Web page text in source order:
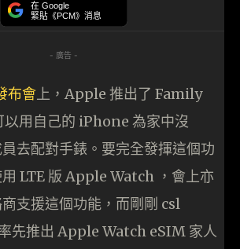
在 Google
緊貼《PCM》消息
- 廣告 -
布會上，Apple 推出了 Family
用自己的 iPhone 為家中沒
去配對手錶。要完全發揮這個功
LTE 版 Apple Watch ，會上亦
支援這個功能，而剛剛 csl
先推出 Apple Watch eSIM 家人